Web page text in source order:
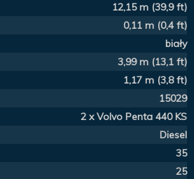
12,15 m (39,9 ft)
0,11 m (0,4 ft)
biały
3,99 m (13,1 ft)
1,17 m (3,8 ft)
15029
2 x Volvo Penta 440 KS
Diesel
35
25